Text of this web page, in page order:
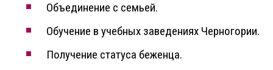
Объединение с семьей.
Обучение в учебных заведениях Черногории.
Получение статуса беженца.